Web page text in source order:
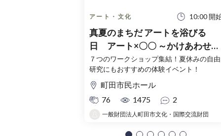
アート・文化 10:00 開
真夏のまちだ アートを浴びる
日 アート×〇〇 ～かけあわせる
～
７つのワークショップ集結！夏休みの自由
研究にもおすすめの体験イベント！
町田市民ホール
76
1475 2
一般財団法人町田市文化・国際交流財団